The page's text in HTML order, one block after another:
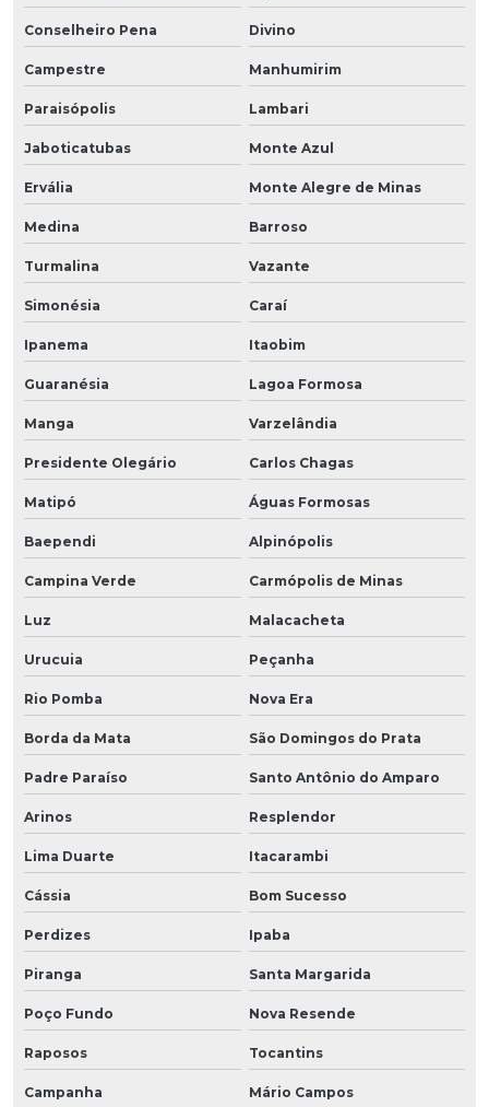
Conselheiro Pena Divino
Campestre Manhumirim
Paraisópolis Lambari
Jaboticatubas Monte Azul
Ervália Monte Alegre de Minas
Medina Barroso
Turmalina Vazante
Simonésia Caraí
Ipanema Itaobim
Guaranésia Lagoa Formosa
Manga Varzelândia
Presidente Olegário Carlos Chagas
Matipó Águas Formosas
Baependi Alpinópolis
Campina Verde Carmópolis de Minas
Luz Malacacheta
Urucuia Peçanha
Rio Pomba Nova Era
Borda da Mata São Domingos do Prata
Padre Paraíso Santo Antônio do Amparo
Arinos Resplendor
Lima Duarte Itacarambi
Cássia Bom Sucesso
Perdizes Ipaba
Piranga Santa Margarida
Poço Fundo Nova Resende
Raposos Tocantins
Campanha Mário Campos